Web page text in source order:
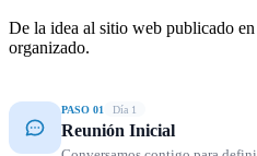
De la idea al sitio web publicado
organizado.
PASO 01 Día 1
Reunión Inicial